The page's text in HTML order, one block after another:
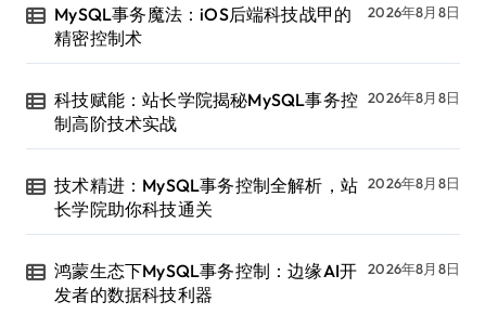
MySQL事务魔法：iOS后端科技战甲的
精密控制术
2026年8月8日
科技赋能：站长学院揭秘MySQL事务控
制高阶技术实战
2026年8月8日
技术精进：MySQL事务控制全解析，站
长学院助你科技通关
2026年8月8日
鸿蒙生态下MySQL事务控制：边缘AI开
发者的数据科技利器
2026年8月8日